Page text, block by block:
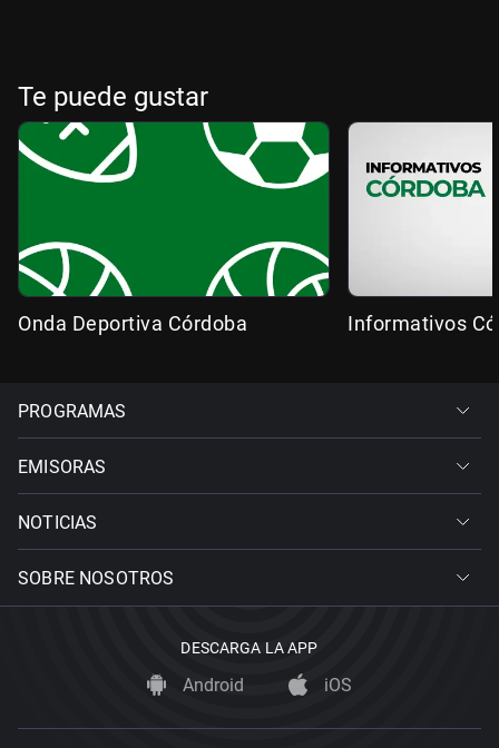
Te puede gustar
Onda Deportiva Córdoba Informativos
PROGRAMAS
EMISORAS
NOTICIAS
SOBRE NOSOTROS
DESCARGA LA APP
Android iOS